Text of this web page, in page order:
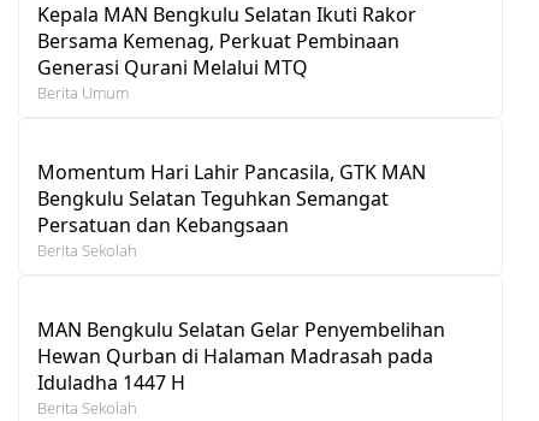
Kepala MAN Bengkulu Selatan Ikuti Rakor
Bersama Kemenag, Perkuat Pembinaan
Generasi Qurani Melalui MTQ
Berita Umum
Momentum Hari Lahir Pancasila, GTK MAN
Bengkulu Selatan Teguhkan Semangat
Persatuan dan Kebangsaan
Berita Sekolah
MAN Bengkulu Selatan Gelar Penyembelihan
Hewan Qurban di Halaman Madrasah pada
Iduladha 1447 H
Berita Sekolah